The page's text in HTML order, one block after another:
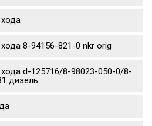
8-94156-821-0 nkr orig
d-125716/8-98023-050-0/8-
дизель